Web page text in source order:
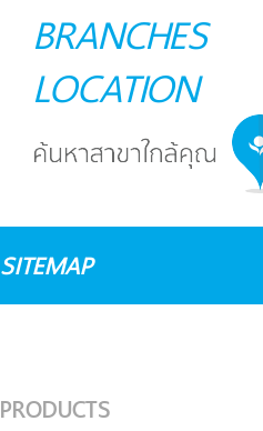
BRANCHES
LOCATION
SITEMAP
PRODUCTS